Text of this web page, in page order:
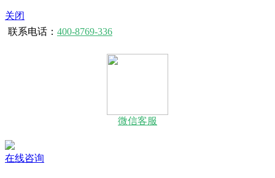
关闭
联系电话： 400-8769-336
微信客服
在线咨询